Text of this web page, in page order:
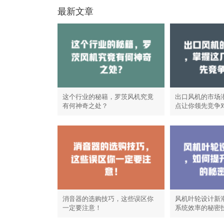
最新文章
这个行业的秘籍，罗茨风机究竟
有何神奇之处？
出口风机的市场
点让你领先竞争
消音器的选购技巧，这些误区你
一定要注意！
风机叶轮设计新
系统效率的秘密